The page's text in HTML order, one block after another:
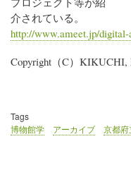
介されている。
http://www.ameet.jp/digital-
Copyright（C）KIKUCHI,
Tags
博物館学
アーカイブ 京都